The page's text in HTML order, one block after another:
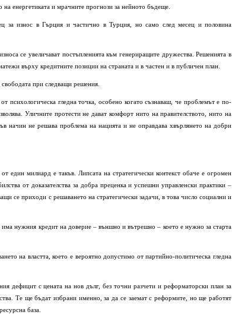
енергетиката и мрачните прогнози за нейното бъдеще.
за износ в Гърция и частично в Турция, но само след месец и половина
се увеличават постъпленията към генериращите дружества. Решенията в
върху кредитните позиции на страната и в частен и в публичен план.
при следващи решения.
психологическа гледна точка, особено когато съзнаваш, че проблемът е по-
Уличните протести не дават комфорт нито на правителството, нито на
начин не решава проблема на нацията и не оправдава хвърлянето на добри
един милиард е такъв. Липсата на стратегически контекст обаче е огромен
от доказателства за добра преценка и успешни управленски практики –
се приходи с решаването на стратегически задачи, в това число социални и
има нужния кредит на доверие – външно и вътрешно – което е нужно за старта
на властта, което е вероятно допустимо от партийно-политическа гледна
дефицит с цената на нов дълг, без точни разчети и реформаторски план за
Те ще бъдат избрани именно, за да се заемат с реформите, но ще работят
база.